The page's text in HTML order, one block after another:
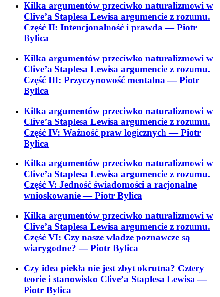
Kilka argumentów przeciwko naturalizmowi w
Clive’a Staplesa Lewisa argumencie z rozumu.
Część II: Intencjonalność i prawda— Piotr
Bylica
Kilka argumentów przeciwko naturalizmowi w
Clive’a Staplesa Lewisa argumencie z rozumu.
Część III: Przyczynowość mentalna— Piotr
Bylica
Kilka argumentów przeciwko naturalizmowi w
Clive’a Staplesa Lewisa argumencie z rozumu.
Część IV: Ważność praw logicznych— Piotr
Bylica
Kilka argumentów przeciwko naturalizmowi w
Clive’a Staplesa Lewisa argumencie z rozumu.
Część V: Jedność świadomości a racjonalne
wnioskowanie— Piotr Bylica
Kilka argumentów przeciwko naturalizmowi w
Clive’a Staplesa Lewisa argumencie z rozumu.
Część VI: Czy nasze władze poznawcze są
wiarygodne?— Piotr Bylica
Czy idea piekła nie jest zbyt okrutna? Cztery
teorie i stanowisko Clive’a Staplesa Lewisa—
Piotr Bylica